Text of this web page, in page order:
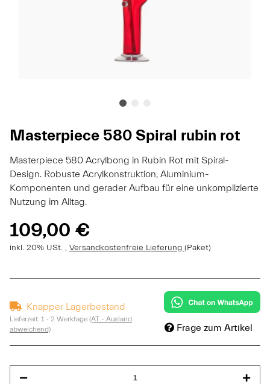
Masterpiece 580 Spiral rubin rot
Masterpiece 580 Acrylbong in Rubin Rot mit Spiral-
Design. Robuste Acrylkonstruktion, Aluminium-
Komponenten und gerader Aufbau für eine unkomplizierte
Nutzung im Alltag.
109,00 €
inkl. 20% USt. , Versandkostenfreie Lieferung (Paket)
Knapper Lagerbestand
Lieferzeit: 1 - 2 Werktage (AT - Ausland
abweichend)
Frage zum Artikel